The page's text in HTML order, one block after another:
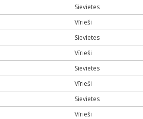
Sievietes
Vīrieši
Sievietes
Vīrieši
Sievietes
Vīrieši
Sievietes
Vīrieši